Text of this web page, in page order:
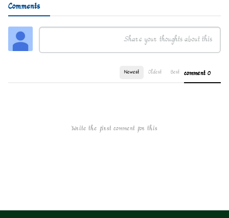
Comments
0 comment
Best
Oldest
Newest
Write the first comment for this!